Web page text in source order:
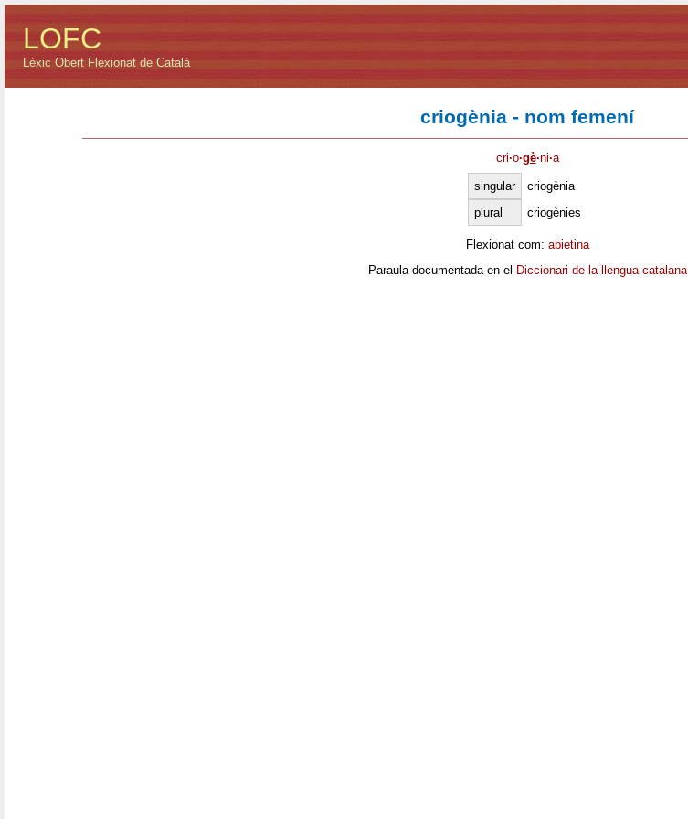
LOFC
Lèxic Obert Flexionat de Català
criogènia - nom femení
cri·o·gè·ni·a
singular
criogènia
plural
criogènies
Flexionat com: abietina
Paraula documentada en el Diccionari de la llengua catalana